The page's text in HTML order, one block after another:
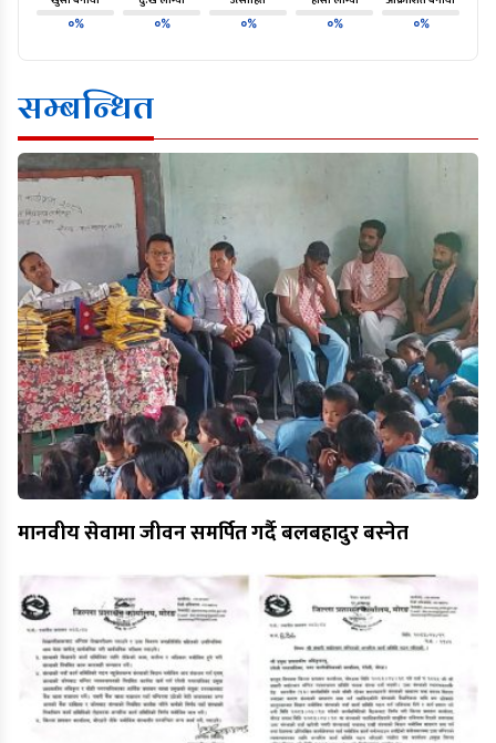
०% ०% ०% ०% ०%
सम्बन्धित
मानवीय सेवामा जीवन समर्पित गर्दै बलबहादुर बस्नेत